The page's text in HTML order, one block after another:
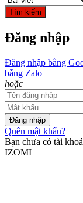
Tìm kiếm
Đăng nhập
Đăng nhập bằng
bằng Zalo
hoặc
Đăng nhập
Quên mật khẩu?
Bạn chưa có tài
IZOMI